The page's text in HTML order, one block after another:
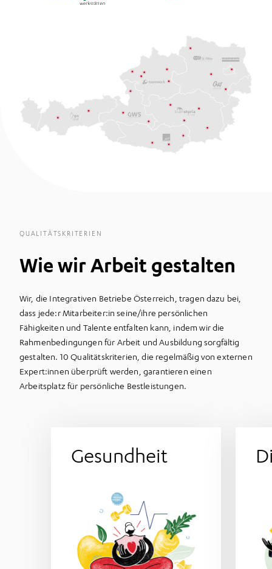
QUALITÄTSKRITERIEN
Wie wir Arbeit gestalten
Wir, die Integrativen Betriebe Österreich, tragen dazu bei,
dass jede:r Mitarbeiter:in seine/ihre persönlichen
Fähigkeiten und Talente entfalten kann, indem wir die
Rahmenbedingungen für Arbeit und Ausbildung sorgfältig
gestalten. 10 Qualitätskriterien, die regelmäßig von externen
Expert:innen überprüft werden, garantieren einen
Arbeitsplatz für persönliche Bestleistungen.
Gesundheit
Gesundheit
Die körperliche und geistige
Gesundheit unserer
Mitarbeiter:innen steht bei uns an
oberster Stelle. In allen
Lebensphasen vom
Berufseinstieg bis zur Pension.